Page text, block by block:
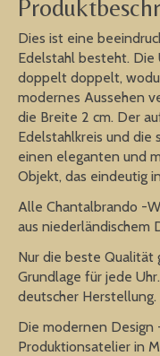
Dies ist eine
Edelstahl besteht. Die
doppelt doppelt,
modernes Aussehen
die Breite 2 cm. Der
Edelstahlkreis und die
einen eleganten und
Objekt, das eindeutig
Alle Chantalbrando -
aus niederländischem
Nur die beste
Grundlage für jede
deutscher Herstellung.
Die modernen Design
Produktionsatelier in